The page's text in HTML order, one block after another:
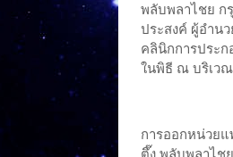
พลับพลาไชย ก
ประสงค์ ผู้อำน
คลินิกการประ
ในพิธี ณ บริเว
การออกหน่วย